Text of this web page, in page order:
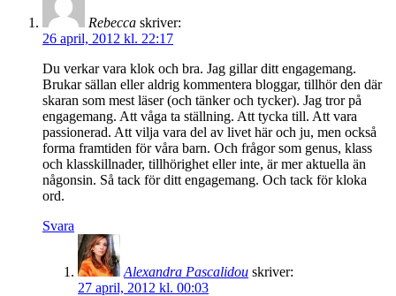
Rebecca skriver:
26 april, 2012 kl. 22:17
Du verkar vara klok och bra. Jag gillar ditt engagemang.
Brukar sällan eller aldrig kommentera bloggar, tillhör den där
skaran som mest läser (och tänker och tycker). Jag tror på
engagemang. Att våga ta ställning. Att tycka till. Att vara
passionerad. Att vilja vara del av livet här och ju, men också
forma framtiden för våra barn. Och frågor som genus, klass
och klasskillnader, tillhörighet eller inte, är mer aktuella än
någonsin. Så tack för ditt engagemang. Och tack för kloka
ord.
Svara
Alexandra Pascalidou skriver:
27 april, 2012 kl. 00:03